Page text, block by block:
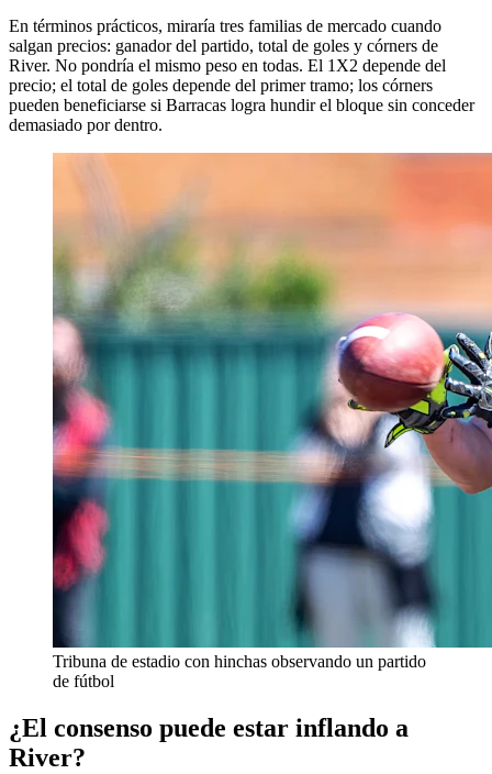
En términos prácticos, miraría tres familias de mercado cuando
salgan precios: ganador del partido, total de goles y córners de
River. No pondría el mismo peso en todas. El 1X2 depende del
precio; el total de goles depende del primer tramo; los córners
pueden beneficiarse si Barracas logra hundir el bloque sin conceder
demasiado por dentro.
Tribuna de estadio con hinchas observando un partido
de fútbol
¿El consenso puede estar inflando a
River?